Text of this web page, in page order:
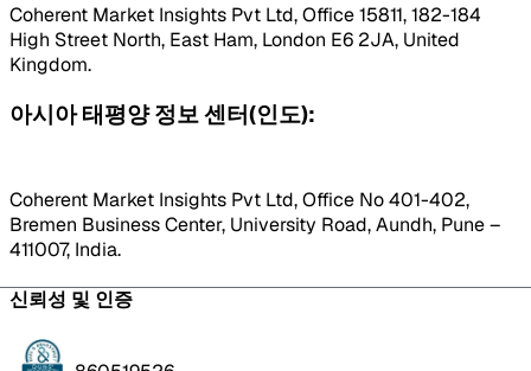
Coherent Market Insights Pvt Ltd, Office 15811, 182-184
High Street North, East Ham, London E6 2JA, United
Kingdom.
아시아 태평양 정보 센터(인도):
Coherent Market Insights Pvt Ltd, Office No 401-402,
Bremen Business Center, University Road, Aundh, Pune –
411007, India.
신뢰성 및 인증